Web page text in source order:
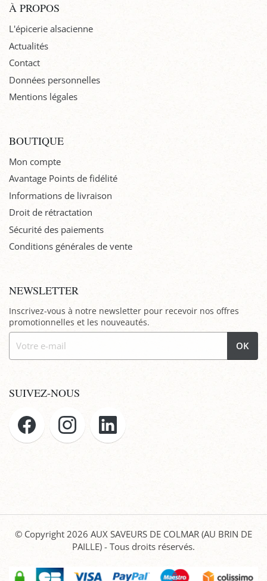
À PROPOS
L'épicerie alsacienne
Actualités
Contact
Données personnelles
Mentions légales
BOUTIQUE
Mon compte
Avantage Points de fidélité
Informations de livraison
Droit de rétractation
Sécurité des paiements
Conditions générales de vente
NEWSLETTER
Inscrivez-vous à notre newsletter pour recevoir nos offres
promotionnelles et les nouveautés.
OK
SUIVEZ-NOUS
© Copyright 2026 AUX SAVEURS DE COLMAR (AU BRIN DE
PAILLE) - Tous droits réservés.